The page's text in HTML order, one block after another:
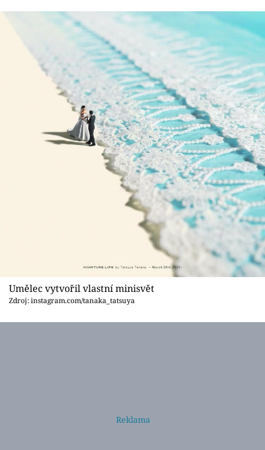
Umělec vytvořil vlastní minisvět
Zdroj: instagram.com/tanaka_tatsuya